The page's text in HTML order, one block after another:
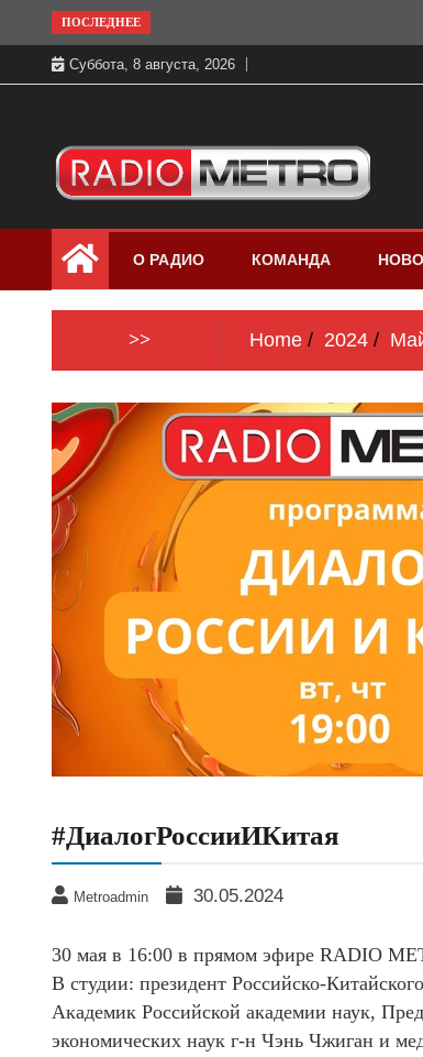
to
content
ПОСЛЕДНЕЕ
Суббота, 8 августа, 2026
Радио МЕТРО
бесплатно в хорошем качестве Санкт-
Петербург и Россия
О РАДИО КОМАНДА
>> Home 2024
#ДиалогРоссииИКитая
Metroadmin 30.05.2024
30 мая в 16:00 в прямом эфире RADIO
В студии: президент Российско-
Академик Российской академии наук,
экономических наук г-н Чэнь Чжиган и